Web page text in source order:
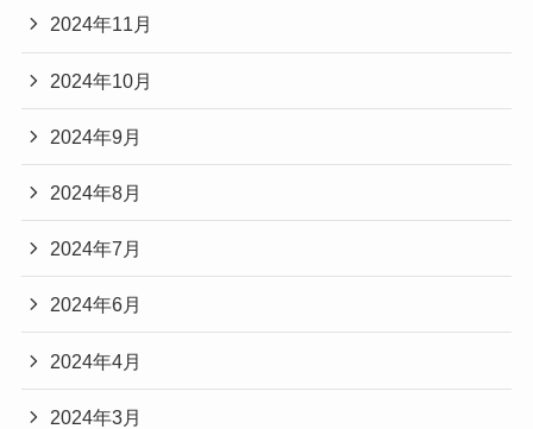
2024年11月
2024年10月
2024年9月
2024年8月
2024年7月
2024年6月
2024年4月
2024年3月